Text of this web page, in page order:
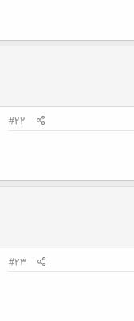
#22
#23